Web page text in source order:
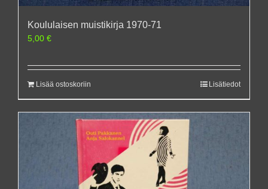
Koululaisen muistikirja 1970-71
5,00 €
Lisää ostoskoriin Lisätiedot